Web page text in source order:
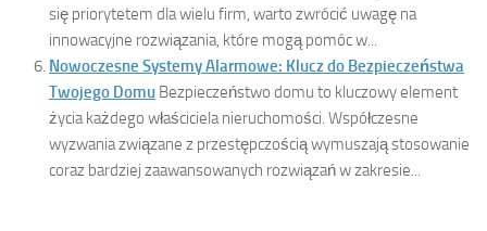
się priorytetem dla wielu firm, warto zwrócić uwagę na
innowacyjne rozwiązania, które mogą pomóc w...
Nowoczesne Systemy Alarmowe: Klucz do Bezpieczeństwa
Twojego Domu Bezpieczeństwo domu to kluczowy element
życia każdego właściciela nieruchomości. Współczesne
wyzwania związane z przestępczością wymuszają stosowanie
coraz bardziej zaawansowanych rozwiązań w zakresie...